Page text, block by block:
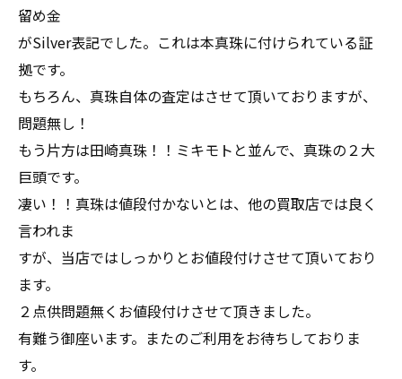
留め金
がSilver表記でした。これは本真珠に付けられている証
拠です。
もちろん、真珠自体の査定はさせて頂いておりますが、
問題無し！
もう片方は田崎真珠！！ミキモトと並んで、真珠の２大
巨頭です。
凄い！！真珠は値段付かないとは、他の買取店では良く
言われま
すが、当店ではしっかりとお値段付けさせて頂いており
ます。
２点供問題無くお値段付けさせて頂きました。
有難う御座います。またのご利用をお待ちしておりま
す。